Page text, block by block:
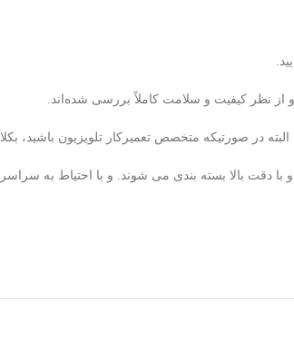
نظر کیفیت و سلامت کاملاً بررسی شده‌اند.
با دقت بالا بسته بندی می شوند. و با احتیاط به